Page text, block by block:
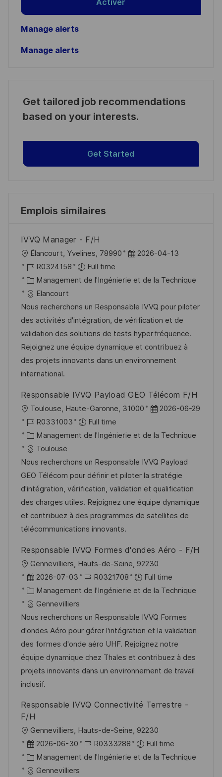
Activer
Manage alerts
Manage alerts
Get tailored job recommendations
based on your interests.
Get Started
Emplois similaires
IVVQ Manager - F/H
o
c
a
l
i
s
a
t
i
n
Élancourt, Yvelines, 78990
D
t
d
’
a
f
f
h
a
e
2026-04-13
R
é
f
é
r
e
n
c
e
u
p
o
s
t
e
R0324158
Full time
C
a
t
é
g
o
r
i
Management de l'Ingénierie et de la Technique
Elancourt
Nous recherchons un Responsable IVVQ pour piloter
des activités d'intégration, de vérification et de
validation des solutions de tests hyperfréquence.
Rejoignez une équipe dynamique et contribuez à
des projets innovants dans un environnement
international.
Responsable IVVQ Payload GEO Télécom F/H
o
c
a
l
i
s
a
t
i
n
Toulouse, Haute-Garonne, 31000
D
t
d
a
f
f
h
a
g
e
2026-06-29
R
é
f
é
r
e
n
c
e
u
p
o
s
t
e
R0331003
Full time
C
a
t
é
g
o
r
i
Management de l'Ingénierie et de la Technique
Toulouse
Nous recherchons un Responsable IVVQ Payload
GEO Télécom pour définir et piloter la stratégie
d'intégration, vérification, validation et qualification
des charges utiles. Rejoignez une équipe dynamique
et contribuez à des programmes de satellites de
télécommunications innovants.
Responsable IVVQ Formes d'ondes Aéro - F/H
o
c
a
l
i
s
a
t
i
n
Gennevilliers, Hauts-de-Seine, 92230
D
a
t
e
d
’
a
f
f
c
g
2026-07-03
R
é
é
r
e
n
c
u
s
R0321708
Full time
C
a
t
é
g
o
r
i
Management de l'Ingénierie et de la Technique
Gennevilliers
Nous recherchons un Responsable IVVQ Formes
d'ondes Aéro pour gérer l'intégration et la validation
des formes d'onde aéro UHF. Rejoignez notre
équipe dynamique chez Thales et contribuez à des
projets innovants dans un environnement de travail
inclusif.
Responsable IVVQ Connectivité Terrestre -
F/H
o
c
a
Gennevilliers, Hauts-de-Seine, 92230
D
a
t
2026-06-30
R
é
R0333288
Full time
C
a
Management de l'Ingénierie et de la Technique
Gennevilliers